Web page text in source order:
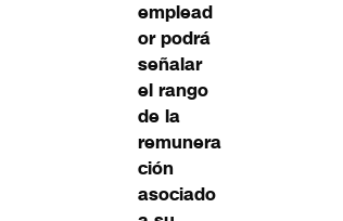
emplead
or podrá
señalar
el rango
de la
remunera
ción
asociado